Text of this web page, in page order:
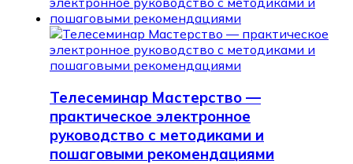
Телесеминар Мастерство —
практическое электронное
руководство с методиками и
пошаговыми рекомендациями